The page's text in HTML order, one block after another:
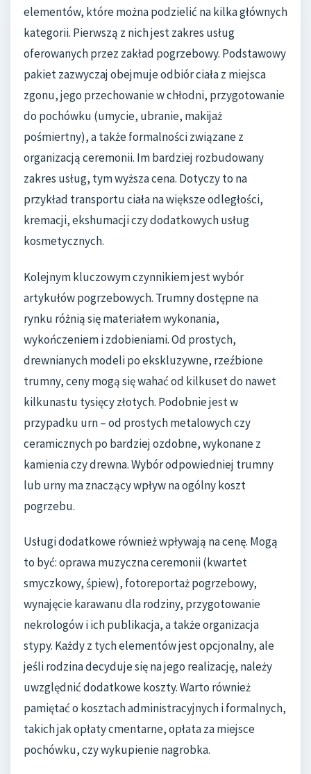
elementów, które można podzielić na kilka głównych
kategorii. Pierwszą z nich jest zakres usług
oferowanych przez zakład pogrzebowy. Podstawowy
pakiet zazwyczaj obejmuje odbiór ciała z miejsca
zgonu, jego przechowanie w chłodni, przygotowanie
do pochówku (umycie, ubranie, makijaż
pośmiertny), a także formalności związane z
organizacją ceremonii. Im bardziej rozbudowany
zakres usług, tym wyższa cena. Dotyczy to na
przykład transportu ciała na większe odległości,
kremacji, ekshumacji czy dodatkowych usług
kosmetycznych.
Kolejnym kluczowym czynnikiem jest wybór
artykułów pogrzebowych. Trumny dostępne na
rynku różnią się materiałem wykonania,
wykończeniem i zdobieniami. Od prostych,
drewnianych modeli po ekskluzywne, rzeźbione
trumny, ceny mogą się wahać od kilkuset do nawet
kilkunastu tysięcy złotych. Podobnie jest w
przypadku urn – od prostych metalowych czy
ceramicznych po bardziej ozdobne, wykonane z
kamienia czy drewna. Wybór odpowiedniej trumny
lub urny ma znaczący wpływ na ogólny koszt
pogrzebu.
Usługi dodatkowe również wpływają na cenę. Mogą
to być: oprawa muzyczna ceremonii (kwartet
smyczkowy, śpiew), fotoreportaż pogrzebowy,
wynajęcie karawanu dla rodziny, przygotowanie
nekrologów i ich publikacja, a także organizacja
stypy. Każdy z tych elementów jest opcjonalny, ale
jeśli rodzina decyduje się na jego realizację, należy
uwzględnić dodatkowe koszty. Warto również
pamiętać o kosztach administracyjnych i formalnych,
takich jak opłaty cmentarne, opłata za miejsce
pochówku, czy wykupienie nagrobka.